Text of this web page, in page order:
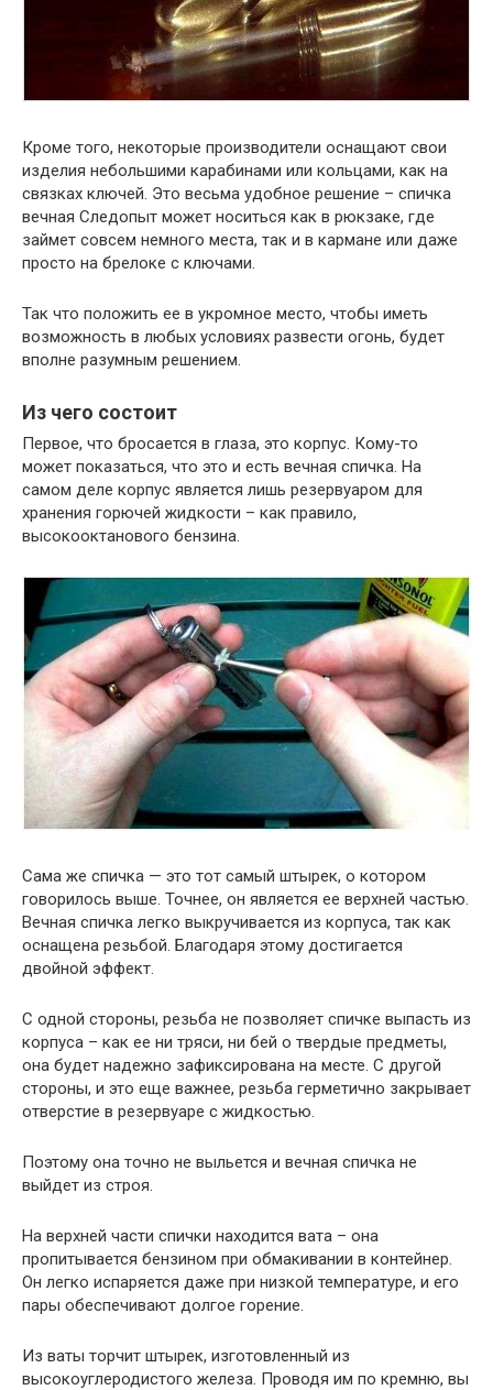
Кроме того, некоторые производители оснащают свои
изделия небольшими карабинами или кольцами, как на
связках ключей. Это весьма удобное решение – спичка
вечная Следопыт может носиться как в рюкзаке, где
займет совсем немного места, так и в кармане или даже
просто на брелоке с ключами.
Так что положить ее в укромное место, чтобы иметь
возможность в любых условиях развести огонь, будет
вполне разумным решением.
Из чего состоит
Первое, что бросается в глаза, это корпус. Кому-то
может показаться, что это и есть вечная спичка. На
самом деле корпус является лишь резервуаром для
хранения горючей жидкости – как правило,
высокооктанового бензина.
Сама же спичка — это тот самый штырек, о котором
говорилось выше. Точнее, он является ее верхней частью.
Вечная спичка легко выкручивается из корпуса, так как
оснащена резьбой. Благодаря этому достигается
двойной эффект.
С одной стороны, резьба не позволяет спичке выпасть из
корпуса – как ее ни тряси, ни бей о твердые предметы,
она будет надежно зафиксирована на месте. С другой
стороны, и это еще важнее, резьба герметично закрывает
отверстие в резервуаре с жидкостью.
Поэтому она точно не выльется и вечная спичка не
выйдет из строя.
На верхней части спички находится вата – она
пропитывается бензином при обмакивании в контейнер.
Он легко испаряется даже при низкой температуре, и его
пары обеспечивают долгое горение.
Из ваты торчит штырек, изготовленный из
высокоуглеродистого железа. Проводя им по кремню, вы